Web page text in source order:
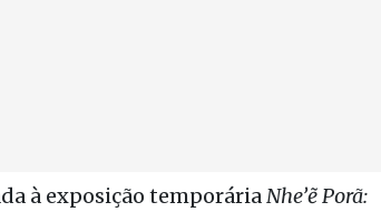
à exposição temporáriaNhe’ẽ Porã: